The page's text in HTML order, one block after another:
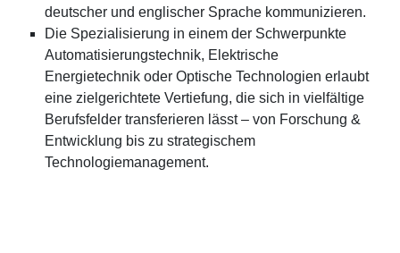
deutscher und englischer Sprache kommunizieren.
Die Spezialisierung in einem der Schwerpunkte
Automatisierungstechnik, Elektrische
Energietechnik oder Optische Technologien erlaubt
eine zielgerichtete Vertiefung, die sich in vielfältige
Berufsfelder transferieren lässt – von Forschung &
Entwicklung bis zu strategischem
Technologiemanagement.